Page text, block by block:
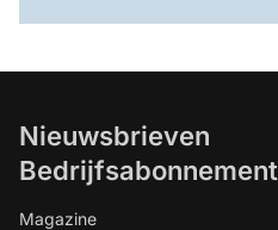
Nieuwsbrieven
Bedrijfsabonnement
Magazine